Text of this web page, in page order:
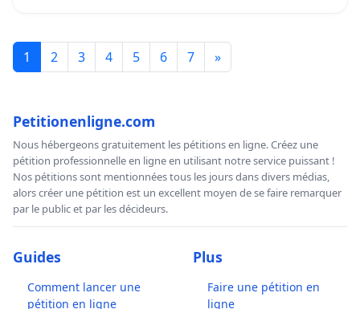
1 2 3 4 5 6 7 »
Petitionenligne.com
Nous hébergeons gratuitement les pétitions en ligne. Créez une
pétition professionnelle en ligne en utilisant notre service puissant !
Nos pétitions sont mentionnées tous les jours dans divers médias,
alors créer une pétition est un excellent moyen de se faire remarquer
par le public et par les décideurs.
Guides
Comment lancer une
pétition en ligne
Plus
Faire une pétition en
ligne